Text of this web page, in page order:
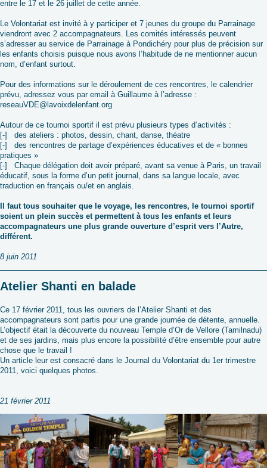
entre le 17 et le 26 juillet de cette année.
Le Volontariat est invité à y participer et 7 jeunes du groupe du Parrainage
viendront avec 2 accompagnateurs. Les comités intéressés peuvent
s’adresser au service de Parrainage à Pondichéry pour plus de précision sur
les enfants choisis puisque nous avons l’habitude de ne mentionner aucun
nom, d’enfant surtout.
Pour des informations sur le déroulement de ces rencontres, le calendrier
prévu, adressez vous par email à Guillaume à l’adresse :
reseauVDE@lavoixdelenfant.org
Autour de ce tournoi sportif il est prévu plusieurs types d’activités :
[-] des ateliers : photos, dessin, chant, danse, théatre
[-] des rencontres de partage d’expériences éducatives et de « bonnes
pratiques »
[-] Chaque délégation doit avoir préparé, avant sa venue à Paris, un travail
éducatif, sous la forme d’un petit journal, dans sa langue locale, avec
traduction en français ou/et en anglais.
Il faut tous souhaiter que le voyage, les rencontres, le tournoi sportif
soient un plein succès et permettent à tous les enfants et leurs
accompagnateurs une plus grande ouverture d’esprit vers l’Autre,
différent.
8 juin 2011
Atelier Shanti en balade
Ce 17 février 2011, tous les ouvriers de l’Atelier Shanti et des
accompagnateurs sont partis pour une grande journée de détente, annuelle.
L’objectif était la découverte du nouveau Temple d’Or de Vellore (Tamilnadu)
et de ses jardins, mais plus encore la possibilité d’être ensemble pour autre
chose que le travail !
Un article leur est consacré dans le Journal du Volontariat du 1er trimestre
2011, voici quelques photos.
21 février 2011